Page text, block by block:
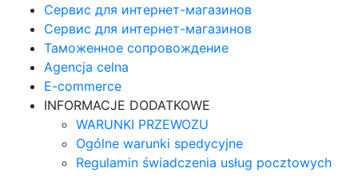
Сервис для интернет-магазинов
Сервис для интернет-магазинов
Таможенное сопровождение
Agencja celna
E-commerce
INFORMACJE DODATKOWE
WARUNKI PRZEWOZU
Ogólne warunki spedycyjne
Regulamin świadczenia usług pocztowych